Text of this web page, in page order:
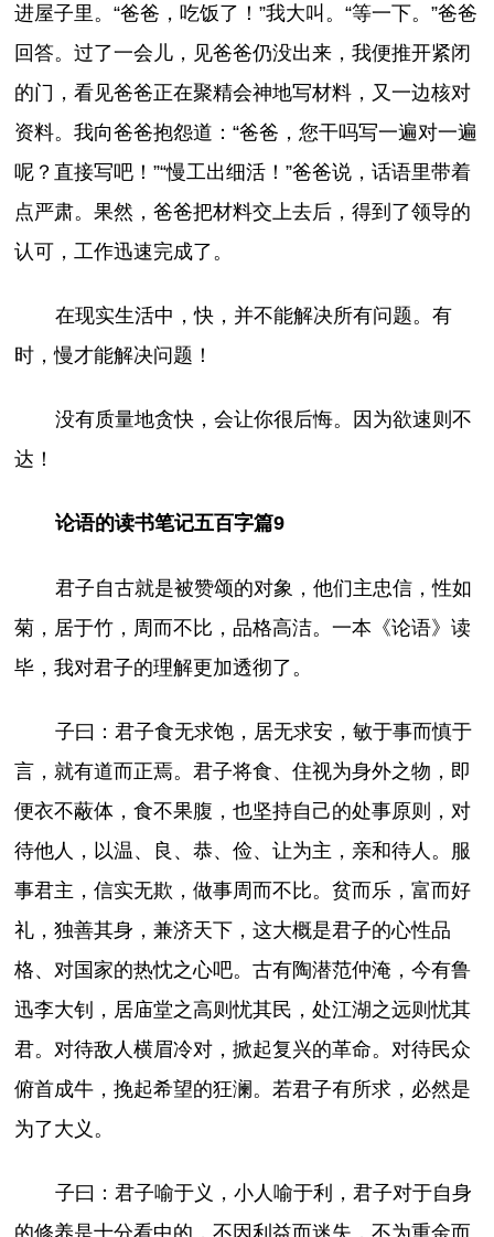
进屋子里。“爸爸，吃饭了！”我大叫。“等一下。”爸爸
回答。过了一会儿，见爸爸仍没出来，我便推开紧闭
的门，看见爸爸正在聚精会神地写材料，又一边核对
资料。我向爸爸抱怨道：“爸爸，您干吗写一遍对一遍
呢？直接写吧！”“慢工出细活！”爸爸说，话语里带着
点严肃。果然，爸爸把材料交上去后，得到了领导的
认可，工作迅速完成了。
在现实生活中，快，并不能解决所有问题。有
时，慢才能解决问题！
没有质量地贪快，会让你很后悔。因为欲速则不
达！
论语的读书笔记五百字篇9
君子自古就是被赞颂的对象，他们主忠信，性如
菊，居于竹，周而不比，品格高洁。一本《论语》读
毕，我对君子的理解更加透彻了。
子曰：君子食无求饱，居无求安，敏于事而慎于
言，就有道而正焉。君子将食、住视为身外之物，即
便衣不蔽体，食不果腹，也坚持自己的处事原则，对
待他人，以温、良、恭、俭、让为主，亲和待人。服
事君主，信实无欺，做事周而不比。贫而乐，富而好
礼，独善其身，兼济天下，这大概是君子的心性品
格、对国家的热忱之心吧。古有陶潜范仲淹，今有鲁
迅李大钊，居庙堂之高则忧其民，处江湖之远则忧其
君。对待敌人横眉冷对，掀起复兴的革命。对待民众
俯首成牛，挽起希望的狂澜。若君子有所求，必然是
为了大义。
子曰：君子喻于义，小人喻于利，君子对于自身
的修养是十分看中的，不因利益而迷失，不为重金而